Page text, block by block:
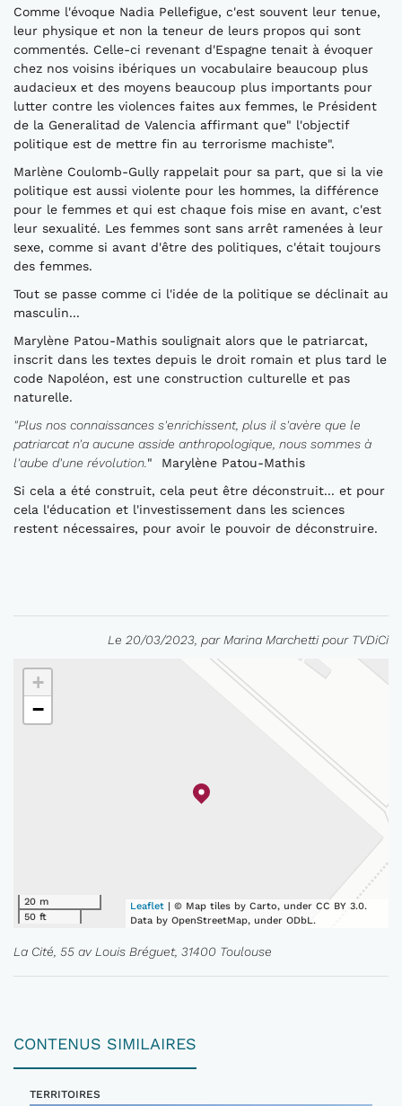
Comme l'évoque Nadia Pellefigue, c'est souvent leur tenue,
leur physique et non la teneur de leurs propos qui sont
commentés. Celle-ci revenant d'Espagne tenait à évoquer
chez nos voisins ibériques un vocabulaire beaucoup plus
audacieux et des moyens beaucoup plus importants pour
lutter contre les violences faites aux femmes, le Président
de la Generalitad de Valencia affirmant que" l'objectif
politique est de mettre fin au terrorisme machiste".
Marlène Coulomb-Gully rappelait pour sa part, que si la vie
politique est aussi violente pour les hommes, la différence
pour le femmes et qui est chaque fois mise en avant, c'est
leur sexualité. Les femmes sont sans arrêt ramenées à leur
sexe, comme si avant d'être des politiques, c'était toujours
des femmes.
Tout se passe comme ci l'idée de la politique se déclinait au
masculin...
Marylène Patou-Mathis soulignait alors que le patriarcat,
inscrit dans les textes depuis le droit romain et plus tard le
code Napoléon, est une construction culturelle et pas
naturelle.
"Plus nos connaissances s'enrichissent, plus il s'avère que le
patriarcat n'a aucune asside anthropologique, nous sommes à
l'aube d'une révolution. " Marylène Patou-Mathis
Si cela a été construit, cela peut être déconstruit... et pour
cela l'éducation et l'investissement dans les sciences
restent nécessaires, pour avoir le pouvoir de déconstruire.
Le 20/03/2023, par Marina Marchetti pour TVDiCi
+
−
20 m
50 ft
Leaflet | © Map tiles by Carto, under CC BY 3.0.
Data by OpenStreetMap, under ODbL.
La Cité, 55 av Louis Bréguet, 31400 Toulouse
CONTENUS SIMILAIRES
TERRITOIRES